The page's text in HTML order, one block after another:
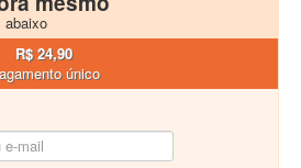
abaixo
R$ 24,90
único